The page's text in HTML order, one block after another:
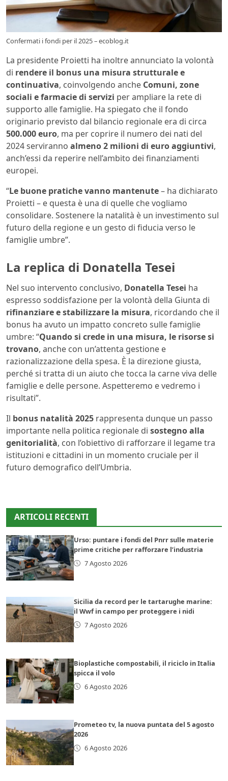
Confermati i fondi per il 2025 – ecoblog.it
La presidente Proietti ha inoltre annunciato la volontà
di rendere il bonus una misura strutturale e
continuativa, coinvolgendo anche Comuni, zone
sociali e farmacie di servizi per ampliare la rete di
supporto alle famiglie. Ha spiegato che il fondo
originario previsto dal bilancio regionale era di circa
500.000 euro, ma per coprire il numero dei nati del
2024 serviranno almeno 2 milioni di euro aggiuntivi,
anch’essi da reperire nell’ambito dei finanziamenti
europei.
“Le buone pratiche vanno mantenute– ha dichiarato
Proietti – e questa è una di quelle che vogliamo
consolidare. Sostenere la natalità è un investimento sul
futuro della regione e un gesto di fiducia verso le
famiglie umbre”.
La replica di Donatella Tesei
Nel suo intervento conclusivo, Donatella Tesei ha
espresso soddisfazione per la volontà della Giunta di
rifinanziare e stabilizzare la misura, ricordando che il
bonus ha avuto un impatto concreto sulle famiglie
umbre: “Quando si crede in una misura, le risorse si
trovano, anche con un’attenta gestione e
razionalizzazione della spesa. È la direzione giusta,
perché si tratta di un aiuto che tocca la carne viva delle
famiglie e delle persone. Aspetteremo e vedremo i
risultati”.
Il bonus natalità 2025 rappresenta dunque un passo
importante nella politica regionale di sostegno alla
genitorialità, con l’obiettivo di rafforzare il legame tra
istituzioni e cittadini in un momento cruciale per il
futuro demografico dell’Umbria.
ARTICOLI RECENTI
Urso: puntare i fondi del Pnrr sulle materie
prime critiche per rafforzare l’industria
7 Agosto 2026
Sicilia da record per le tartarughe marine:
il Wwf in campo per proteggere i nidi
7 Agosto 2026
Bioplastiche compostabili, il riciclo in Italia
spicca il volo
6 Agosto 2026
Prometeo tv, la nuova puntata del 5 agosto
2026
6 Agosto 2026